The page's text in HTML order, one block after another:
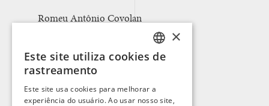
Romeu Antônio Covolan
William Samartin Junior
PORTUGUESE
SPANISH
×
Este site utiliza cookies de
rastreamento
Este site usa cookies para melhorar a
experiência do usuário. Ao usar nosso site,